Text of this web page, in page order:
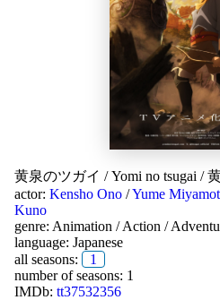
黄泉のツガイ /Yomi no tsugai /
actor: Kensho Ono /Yume
Kuno
genre: Animation /Action /
language: Japanese
all seasons:
1
number of seasons: 1
IMDb: tt37532356